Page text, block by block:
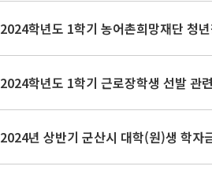
2024학년도 1학기 농어촌희망재단 청
2024학년도 1학기 근로장학생 선발 관
2024년 상반기 군산시 대학(원)생 학자